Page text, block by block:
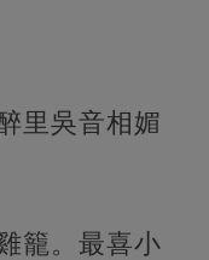
里吳音相媚
籠。最喜小